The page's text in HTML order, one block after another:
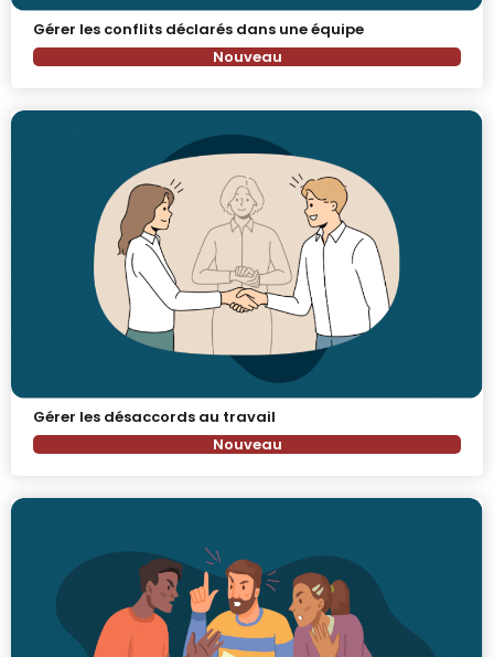
Gérer les conflits déclarés dans une équipe
Nouveau
Gérer les désaccords au travail
Nouveau